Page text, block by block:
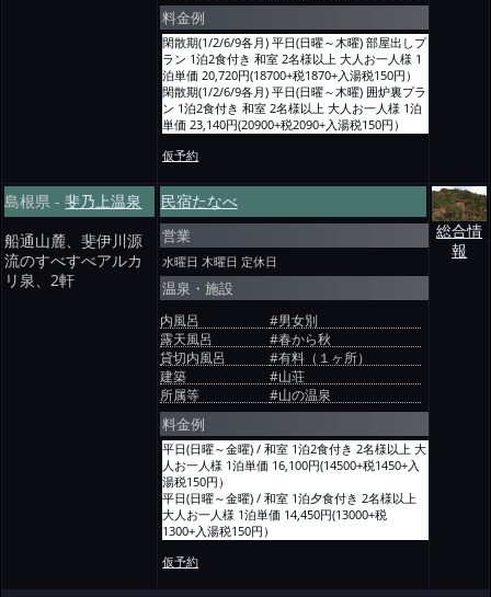
料金例
閑散期(1/2/6/9各月) 平日(日曜～木曜) 部屋出しプ
ラン 1泊2食付き 和室 2名様以上 大人お一人様 1
泊単価 20,720円(18700+税1870+入湯税150円）
閑散期(1/2/6/9各月) 平日(日曜～木曜) 囲炉裏プラ
ン 1泊2食付き 和室 2名様以上 大人お一人様 1泊
単価 23,140円(20900+税2090+入湯税150円）
プラン 1泊2食付き 和室 2名様以上 大人お一人様
閑散期(1/2/6/9各月) 金曜日及び休前日 囲炉裏プ
ラン 1泊2食付き 和室 2名様以上 大人お一人様 1
泊単価 24,350円(22000+税2200+入湯税150円）
閑散期(1/2/6/9各月) シルバーウイーク 部屋出し
プラン 1泊2食付き 和室 2名様以上 大人お一人様
1泊単価 23,140円(20900+税2090+入湯税150円）
閑散期(1/2/6/9各月) シルバーウイーク 囲炉裏プ
ラン 1泊2食付き 和室 2名様以上 大人お一人様 1
泊単価 25,560円(23100+税2310+入湯税150円）
閑散期(1/2各月) 平日(日曜～木曜) 囲炉裏プラン 1
泊2食付き 【冬期 野ガモ料理】付き 和室 2名様
以上 大人お一人様 1泊単価 24,350円(22000+税
2200+入湯税150円）
閑散期(1/2各月) 金曜日及び休前日 囲炉裏プラン
1泊2食付き 【冬期 野ガモ料理】付き 和室 2名様
以上 大人お一人様 1泊単価 25,560円(23100+税
2310+入湯税150円）
通常期(3/7/10/12各月) 平日(日曜～木曜) 部屋出し
プラン 1泊2食付き 和室 2名様以上 大人お一人様
1泊単価 21,930円(19800+税1980+入湯税150円）
通常期(3/7/10/12各月) 平日(日曜～木曜) 囲炉裏プ
ラン 1泊2食付き 和室 2名様以上 大人お一人様 1
通常期(3/7/10/12各月) 金曜日及び休前日 部屋出
仮予約
島根県 -斐乃上温泉
船通山麓、斐伊川源
流のすべすべアルカ
リ泉、2軒
民宿たなべ
営業
水曜日 木曜日 定休日
温泉・施設
内風呂
#男女別
露天風呂
#春から秋
貸切内風呂
#有料（１ヶ所）
建築
#山荘
所属等
#山の温泉
料金例
平日(日曜～金曜) / 和室 1泊2食付き 2名様以上 大
人お一人様 1泊単価 16,100円(14500+税1450+入
湯税150円）
平日(日曜～金曜) / 和室 1泊夕食付き 2名様以上
大人お一人様 1泊単価 14,450円(13000+税
1300+入湯税150円）
大人お一人様 1泊単価 10,600円(9500+税950+入
仮予約
総合情
報